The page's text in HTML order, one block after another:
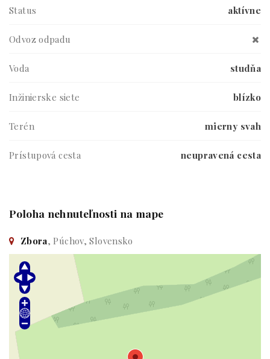
Status aktívne
Odvoz odpadu
Voda studňa
Inžinierske siete blízko
Terén mierny svah
Prístupová cesta neupravená cesta
Poloha nehnuteľnosti na mape
Zbora, Púchov, Slovensko